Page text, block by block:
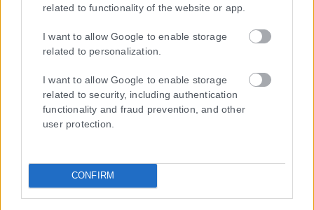
related to functionality of the website or app.
I want to allow Google to enable storage
related to personalization.
I want to allow Google to enable storage
related to security, including authentication
functionality and fraud prevention, and other
user protection.
CONFIRM
Η εταιρεία με την επωνυμία “POLITICAL MEDIA GROUP A.E.” και κατ’
επέκταση η ιστοσελίδα που κατέχει αυτή “www.karfitsa.gr”
συμμορφώνονται με τη Σύσταση (ΕΕ) 2018/334 της Επιτροπής της
αντιμετώπιση του παράνομου περιεχομένου στο διαδίκτυο (L 63).
ΤΑ ΠΡΩΤΟΣΕΛΙΔΑ ΣΗΜΕΡΑ